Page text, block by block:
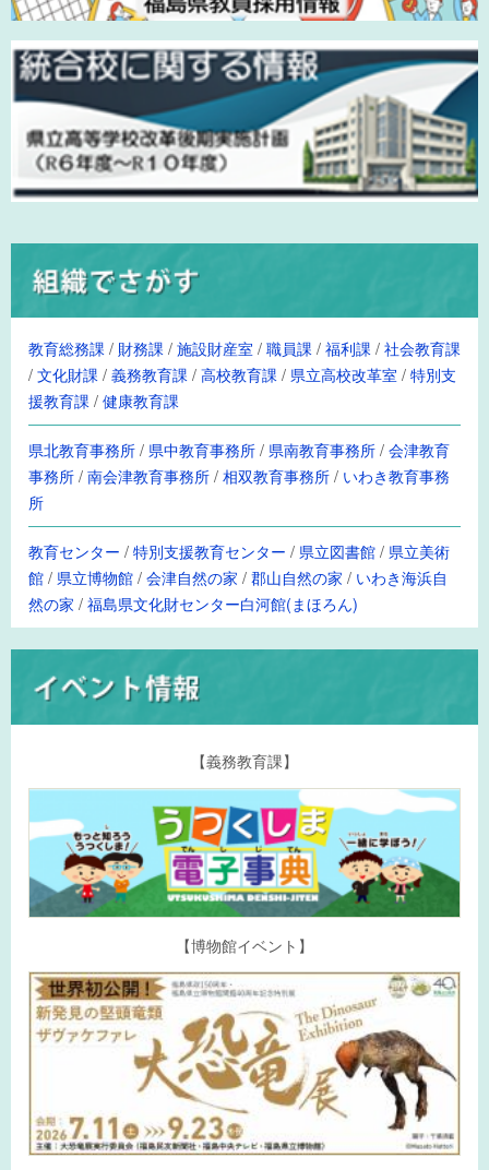
教育総務課/ 財務課/施設財産室 /職員課/福利課/社会教育課
/文化財課/義務教育課/高校教育課/ 県立高校改革室 /特別支
援教育課/健康教育課
県北教育事務所/ 県中教育事務所/ 県南教育事務所/会津教育
事務所/南会津教育事務所/相双教育事務所/ いわき教育事務
所
教育センター /特別支援教育センター / 県立図書館/ 県立美術
館/ 県立博物館/会津自然の家 /郡山自然の家 / いわき海浜自
然の家 /福島県文化財センター白河館(まほろん)
【義務教育課】
【博物館イベント】